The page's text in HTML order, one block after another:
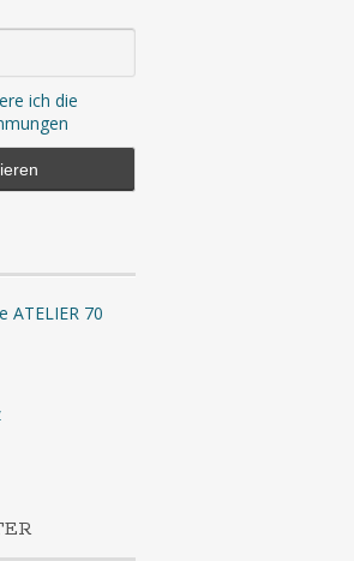
ich die
ATELIER 70